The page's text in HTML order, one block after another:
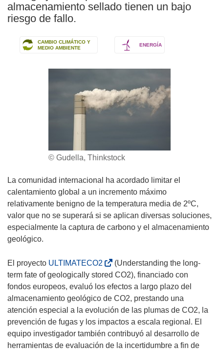
almacenamiento sellado tienen un bajo
riesgo de fallo.
CAMBIO CLIMÁTICO Y
MEDIO AMBIENTE
ENERGÍA
© Gudella, Thinkstock
La comunidad internacional ha acordado limitar el
calentamiento global a un incremento máximo
relativamente benigno de la temperatura media de 2ºC,
valor que no se superará si se aplican diversas soluciones,
especialmente la captura de carbono y el almacenamiento
geológico.
El proyecto ULTIMATECO2
s
e
a
b
r
i
r
(Understanding the long-
term fate of geologically stored CO2), financiado con
fondos europeos, evaluó los efectos a largo plazo del
almacenamiento geológico de CO2, prestando una
atención especial a la evolución de las plumas de CO2, la
prevención de fugas y los impactos a escala regional. El
equipo investigador también contribuyó al desarrollo de
herramientas de evaluación de la incertidumbre a fin de